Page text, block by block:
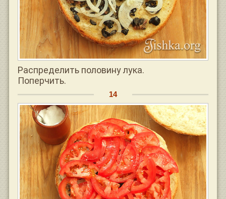
Распределить половину лука.
Поперчить.